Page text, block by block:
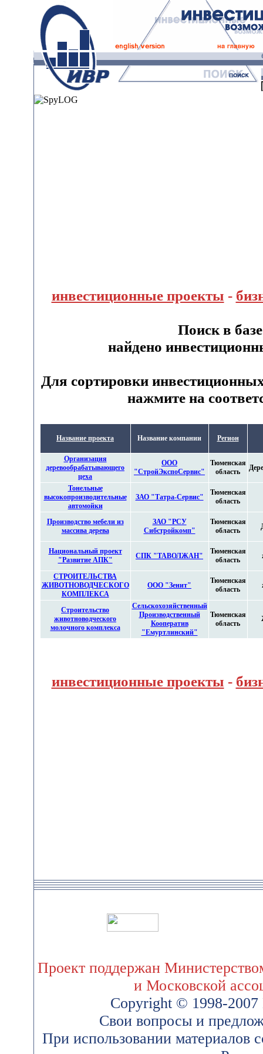
инвестиционные проекты -
Поиск в
найдено
Для сортировки
нажмите на
Название проекта Название компании Регион
Организация
деревообрабатывающего
цеха
ООО
"СтройЭкспоСервис"
Тюменская
область
Тонельные
высокопроизводительные
автомойки
ЗАО "Татра-Сервис"
Тюменская
область
Производство мебели из
массива дерева
ЗАО "РСУ
Сибстройкомп"
Тюменская
область
Национальный проект
"Развитие АПК"
СПК "ТАВОЛЖАН"
Тюменская
область
СТРОИТЕЛЬСТВА
ЖИВОТНОВОДЧЕСКОГО
КОМПЛЕКСА
ООО "Зенит"
Тюменская
область
Строительство
животноводческого
молочного комплекса
Сельскохозяйственный
Производственный
Кооператив
"Емуртлинский"
Тюменская
область
инвестиционные проекты -
Проект поддержан
и Московской
Copyright © 1998-
Свои вопросы и
При использовании материалов